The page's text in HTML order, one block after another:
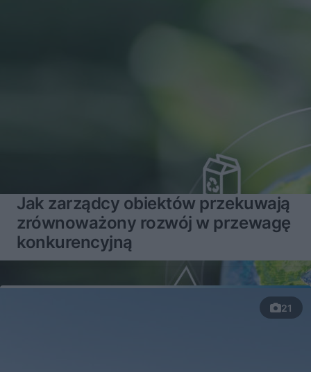
Jak zarządcy obiektów przekuwają
zrównoważony rozwój w przewagę
konkurencyjną
21